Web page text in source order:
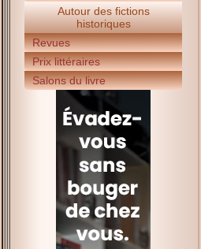
Autour des fictions
historiques
Revues
Prix littéraires
Salons du livre